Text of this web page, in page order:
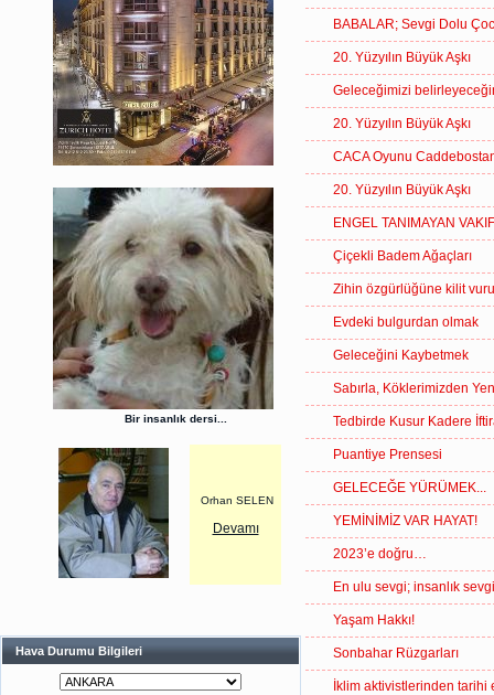
Bir insanlık dersi...
Orhan SELEN
Devamı
Hava Durumu Bilgileri
BABALAR; Sevgi Dolu
20. Yüzyılın Büyük Aşkı
Geleceğimizi
20. Yüzyılın Büyük Aşkı
CACA Oyunu
20. Yüzyılın Büyük Aşkı
ENGEL TANIMAYAN
Çiçekli Badem Ağaçları
Zihin özgürlüğüne kilit
Evdeki bulgurdan olmak
Geleceğini Kaybetmek
Sabırla, Köklerimizden
Tedbirde Kusur Kadere
Puantiye Prensesi
GELECEĞE YÜRÜMEK...
YEMİNİMİZ VAR HAYAT!
2023’e doğru…
En ulu sevgi; insanlık
Yaşam Hakkı!
Sonbahar Rüzgarları
İklim aktivistlerinden tarihi